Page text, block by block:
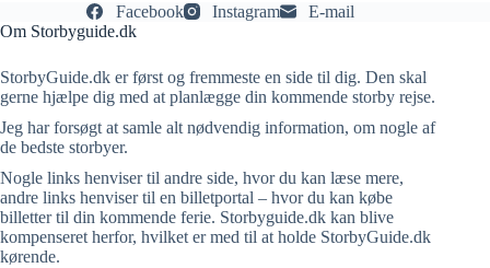
Facebook Instagram
E-mail
Om Storbyguide.dk
StorbyGuide.dk er først og fremmeste en side til dig. Den skal
gerne hjælpe dig med at planlægge din kommende storby rejse.
Jeg har forsøgt at samle alt nødvendig information, om nogle af
de bedste storbyer.
Nogle links henviser til andre side, hvor du kan læse mere,
andre links henviser til en billetportal – hvor du kan købe
billetter til din kommende ferie. Storbyguide.dk kan blive
kompenseret herfor, hvilket er med til at holde StorbyGuide.dk
kørende.